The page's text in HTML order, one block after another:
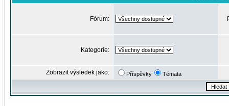
Fórum:
Kategorie:
Zobrazit výsledek jako: Příspěvky Témata